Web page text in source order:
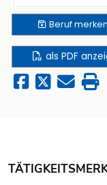
Berufmerken
als PDF